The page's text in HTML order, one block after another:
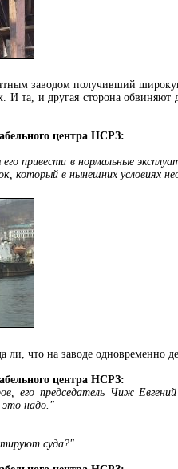
заводом получивший
И та, и другая сторона
центра НСРЗ:
привести в нормальные
который в нынешних условиях
ли, что на заводе
центра НСРЗ:
его председатель Чиж
это надо."
суда?"